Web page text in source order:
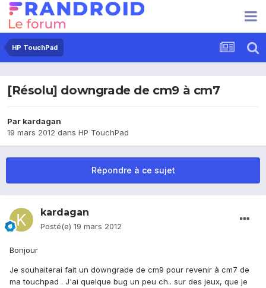
HP TouchPad
[Résolu] downgrade de cm9 à cm7
Par kardagan
19 mars 2012 dans HP TouchPad
Répondre à ce sujet
kardagan
Posté(e) 19 mars 2012
Bonjour
Je souhaiterai fait un downgrade de cm9 pour revenir à cm7 de
ma touchpad . J'ai quelque bug un peu ch.. sur des jeux, que je